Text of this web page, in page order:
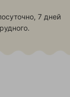
7 дней